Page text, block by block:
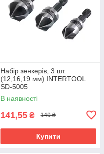
Набір зенкерів, 3 шт.
(12,16,19 мм) INTERTOOL
SD-5005
В наявності
141,55 ₴ 149 ₴
Купити